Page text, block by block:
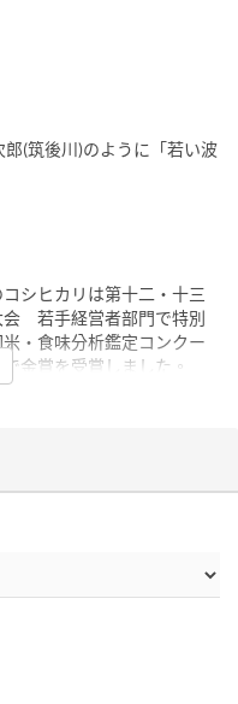
(筑後川)のように「若い波
シヒカリは第十二・十三
会 若手経営者部門で特別
・食味分析鑑定コンクー
金賞を受賞しました。